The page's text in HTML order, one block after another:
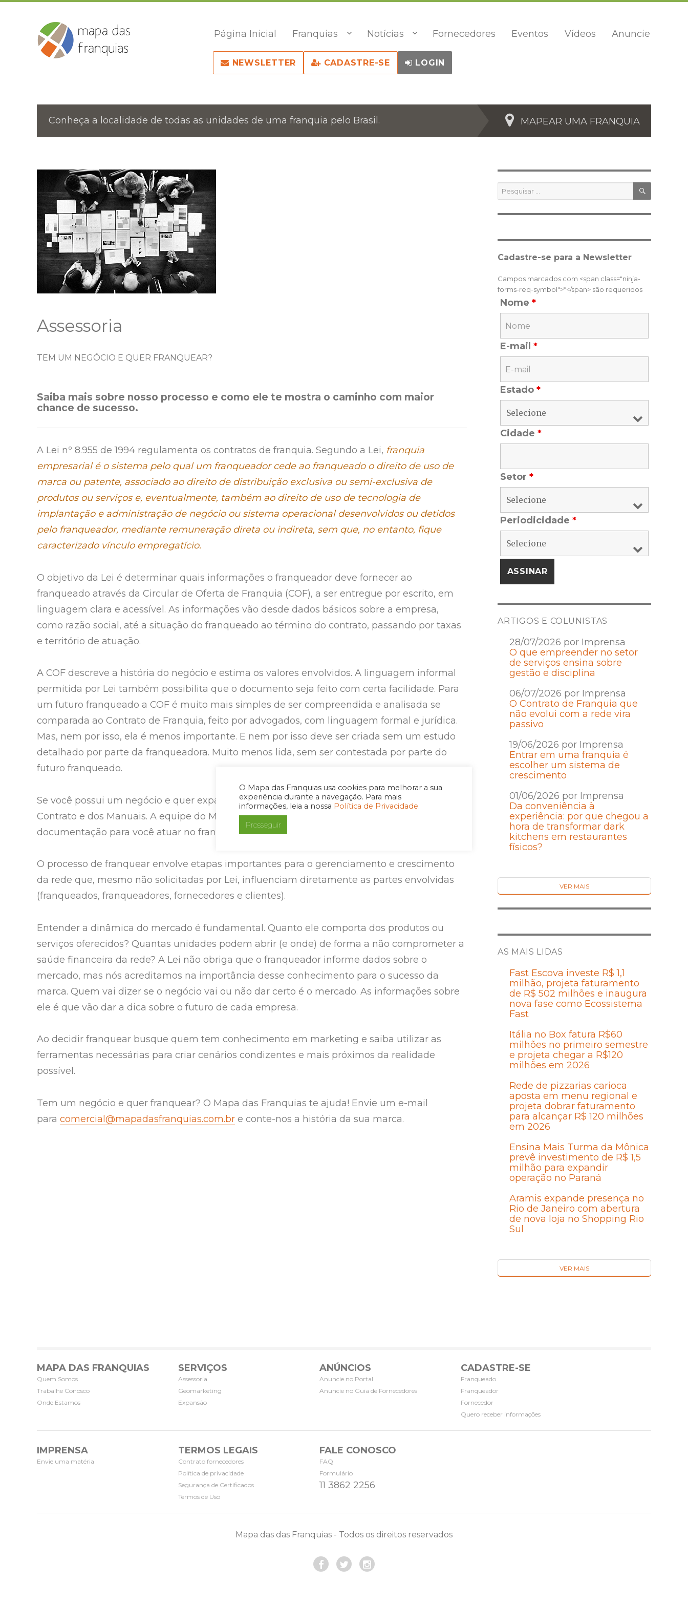
O Mapa das Franquias usa cookies para melhorar a sua
experiência durante a navegação. Para mais
informações, leia a nossa Política de Privacidade.
Prosseguir
Página Inicial Franquias Notícias Fornecedores Eventos Vídeos Anuncie
NEWSLETTER CADASTRE-SE LOGIN
Conheça a localidade de todas as unidades de uma franquia pelo Brasil. MAPEAR UMA FRANQUIA
Assessoria
TEM UM NEGÓCIO E QUER FRANQUEAR?
Saiba mais sobre nosso processo e como ele te mostra o caminho com maior
chance de sucesso.
A Lei nº 8.955 de 1994 regulamenta os contratos de franquia. Segundo a Lei, franquia
empresarial é o sistema pelo qual um franqueador cede ao franqueado o direito de uso de
marca ou patente, associado ao direito de distribuição exclusiva ou semi-exclusiva de
produtos ou serviços e, eventualmente, também ao direito de uso de tecnologia de
implantação e administração de negócio ou sistema operacional desenvolvidos ou detidos
pelo franqueador, mediante remuneração direta ou indireta, sem que, no entanto, fique
caracterizado vínculo empregatício.
O objetivo da Lei é determinar quais informações o franqueador deve fornecer ao
franqueado através da Circular de Oferta de Franquia (COF), a ser entregue por escrito, em
linguagem clara e acessível. As informações vão desde dados básicos sobre a empresa,
como razão social, até a situação do franqueado ao término do contrato, passando por taxas
e território de atuação.
A COF descreve a história do negócio e estima os valores envolvidos. A linguagem informal
permitida por Lei também possibilita que o documento seja feito com certa facilidade. Para
um futuro franqueado a COF é muito mais simples de ser compreendida e analisada se
comparada ao Contrato de Franquia, feito por advogados, com linguagem formal e jurídica.
Mas, nem por isso, ela é menos importante. E nem por isso deve ser criada sem um estudo
detalhado por parte da franqueadora. Muito menos lida, sem ser contestada por parte do
futuro franqueado.
Se você possui um negócio e quer expandir por meio de franquias vai precisar da COF, do
Contrato e dos Manuais. A equipe do Mapa das Franquias pode preparar toda a
documentação para você atuar no franchising. E podemos ir além.
O processo de franquear envolve etapas importantes para o gerenciamento e crescimento
da rede que, mesmo não solicitadas por Lei, influenciam diretamente as partes envolvidas
(franqueados, franqueadores, fornecedores e clientes).
Entender a dinâmica do mercado é fundamental. Quanto ele comporta dos produtos ou
serviços oferecidos? Quantas unidades podem abrir (e onde) de forma a não comprometer a
saúde financeira da rede? A Lei não obriga que o franqueador informe dados sobre o
mercado, mas nós acreditamos na importância desse conhecimento para o sucesso da
marca. Quem vai dizer se o negócio vai ou não dar certo é o mercado. As informações sobre
ele é que vão dar a dica sobre o futuro de cada empresa.
Ao decidir franquear busque quem tem conhecimento em marketing e saiba utilizar as
ferramentas necessárias para criar cenários condizentes e mais próximos da realidade
possível.
Tem um negócio e quer franquear? O Mapa das Franquias te ajuda! Envie um e-mail
para comercial@mapadasfranquias.com.br e conte-nos a história da sua marca.
Pesquisar
por:
Cadastre-se para a Newsletter
Campos marcados com <span class="ninja-
forms-req-symbol">*</span> são requeridos
Nome *
E-mail *
Estado *
Cidade *
Setor *
Periodicidade *
ARTIGOS E COLUNISTAS
28/07/2026 por Imprensa
O que empreender no setor
de serviços ensina sobre
gestão e disciplina
06/07/2026 por Imprensa
O Contrato de Franquia que
não evolui com a rede vira
passivo
19/06/2026 por Imprensa
Entrar em uma franquia é
escolher um sistema de
crescimento
01/06/2026 por Imprensa
Da conveniência à
experiência: por que chegou a
hora de transformar dark
kitchens em restaurantes
físicos?
VER MAIS
AS MAIS LIDAS
Fast Escova investe R$ 1,1
milhão, projeta faturamento
de R$ 502 milhões e inaugura
nova fase como Ecossistema
Fast
Itália no Box fatura R$60
milhões no primeiro semestre
e projeta chegar a R$120
milhões em 2026
Rede de pizzarias carioca
aposta em menu regional e
projeta dobrar faturamento
para alcançar R$ 120 milhões
em 2026
Ensina Mais Turma da Mônica
prevê investimento de R$ 1,5
milhão para expandir
operação no Paraná
Aramis expande presença no
Rio de Janeiro com abertura
de nova loja no Shopping Rio
Sul
VER MAIS
MAPA DAS FRANQUIAS
Quem Somos
Trabalhe Conosco
Onde Estamos
SERVIÇOS
Assessoria
Geomarketing
Expansão
ANÚNCIOS
Anuncie no Portal
Anuncie no Guia de Fornecedores
CADASTRE-SE
Franqueado
Franqueador
Fornecedor
Quero receber informações
IMPRENSA
Envie uma matéria
TERMOS LEGAIS
Contrato fornecedores
Política de privacidade
Segurança de Certificados
Termos de Uso
FALE CONOSCO
FAQ
Formulário
11 3862 2256
Mapa das das Franquias - Todos os direitos reservados